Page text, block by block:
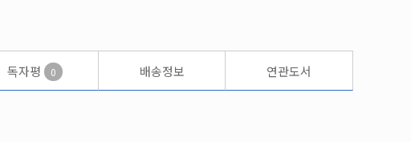
독자평 0 배송정보 연관도서